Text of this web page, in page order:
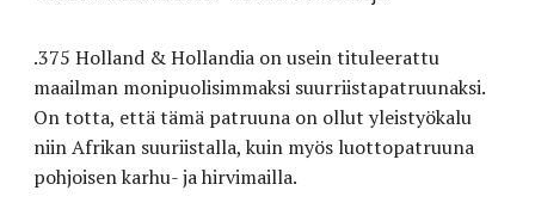
.375 Holland & Hollandia on usein tituleerattu
maailman monipuolisimmaksi suurriistapatruunaksi.
On totta, että tämä patruuna on ollut yleistyökalu
niin Afrikan suuriistalla, kuin myös luottopatruuna
pohjoisen karhu- ja hirvimailla.